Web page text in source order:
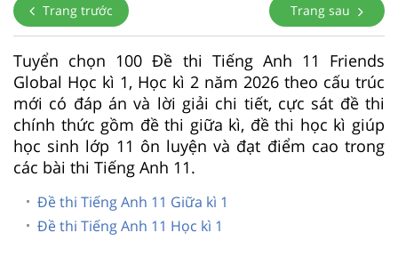
Trang trước Trang sau
Tuyển chọn 100 Đề thi Tiếng Anh 11 Friends
Global Học kì 1, Học kì 2 năm 2026 theo cấu trúc
mới có đáp án và lời giải chi tiết, cực sát đề thi
chính thức gồm đề thi giữa kì, đề thi học kì giúp
học sinh lớp 11 ôn luyện và đạt điểm cao trong
các bài thi Tiếng Anh 11.
Đề thi Tiếng Anh 11 Giữa kì 1
Đề thi Tiếng Anh 11 Học kì 1